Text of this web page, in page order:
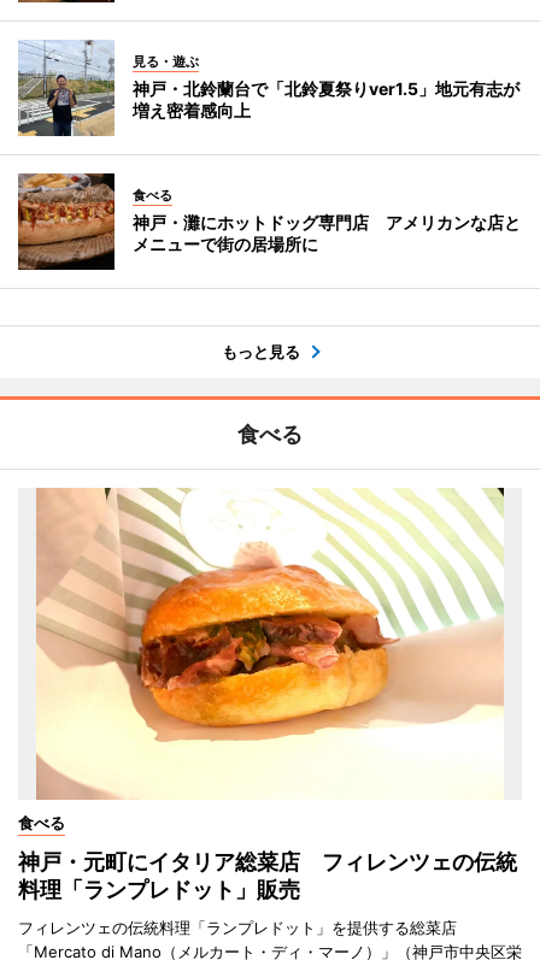
見る・遊ぶ
神戸・北鈴蘭台で「北鈴夏祭りver1.5」地元有志が
増え密着感向上
食べる
神戸・灘にホットドッグ専門店 アメリカンな店と
メニューで街の居場所に
もっと見る
食べる
食べる
神戸・元町にイタリア総菜店 フィレンツェの伝統
料理「ランプレドット」販売
フィレンツェの伝統料理「ランプレドット」を提供する総菜店
「Mercato di Mano（メルカート・ディ・マーノ）」（神戸市中央区栄